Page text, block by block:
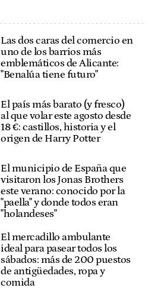
Las dos caras del comercio en
uno de los barrios más
emblemáticos de Alicante:
"Benalúa tiene futuro"
El país más barato (y fresco)
al que volar este agosto desde
18 €: castillos, historia y el
origen de Harry Potter
El municipio de España que
visitaron los Jonas Brothers
este verano: conocido por la
"paella" y donde todos eran
"holandeses"
El mercadillo ambulante
ideal para pasear todos los
sábados: más de 200 puestos
de antigüedades, ropa y
comida